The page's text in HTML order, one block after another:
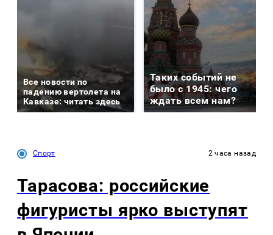
Все новости по
падению вертолета на
Кавказе: читать здесь
Таких событий не
было с 1945: чего
ждать всем нам?
Спорт 2 часа назад
Тарасова: российские
фигуристы ярко выступят